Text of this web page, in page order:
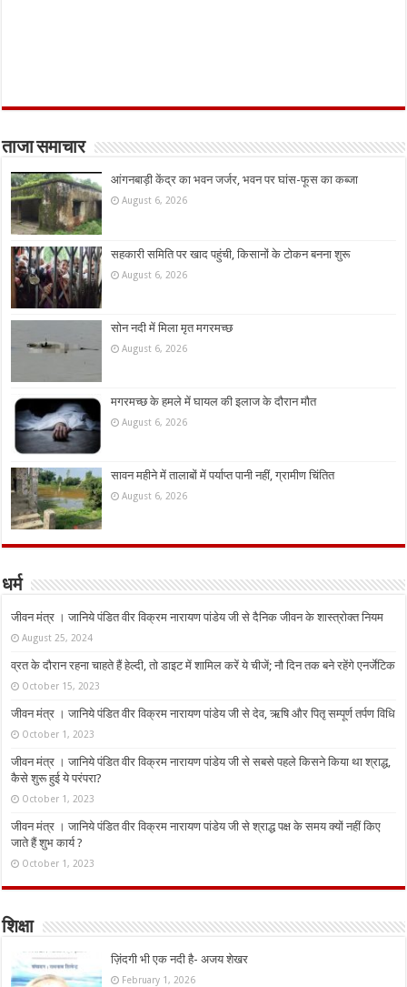
ताजा समाचार
आंगनबाड़ी केंद्र का भवन जर्जर, भवन पर घांस-फूस का कब्जा
August 6, 2026
सहकारी समिति पर खाद पहुंची, किसानों के टोकन बनना शुरू
August 6, 2026
सोन नदी में मिला मृत मगरमच्छ
August 6, 2026
मगरमच्छ के हमले में घायल की इलाज के दौरान मौत
August 6, 2026
सावन महीने में तालाबों में पर्याप्त पानी नहीं, ग्रामीण चिंतित
August 6, 2026
धर्म
जीवन मंत्र । जानिये पंडित वीर विक्रम नारायण पांडेय जी से दैनिक जीवन के शास्त्रोक्त नियम
August 25, 2024
व्रत के दौरान रहना चाहते हैं हेल्दी, तो डाइट में शामिल करें ये चीजें; नौ दिन तक बने रहेंगे एनर्जेटिक
October 15, 2023
जीवन मंत्र । जानिये पंडित वीर विक्रम नारायण पांडेय जी से देव, ऋषि और पितृ सम्पूर्ण तर्पण विधि
October 1, 2023
जीवन मंत्र । जानिये पंडित वीर विक्रम नारायण पांडेय जी से सबसे पहले किसने किया था श्राद्ध,
कैसे शुरू हुई ये परंपरा?
October 1, 2023
जीवन मंत्र । जानिये पंडित वीर विक्रम नारायण पांडेय जी से श्राद्ध पक्ष के समय क्यों नहीं किए
जाते हैं शुभ कार्य ?
October 1, 2023
शिक्षा
ज़िंदगी भी एक नदी है- अजय शेखर
February 1, 2026